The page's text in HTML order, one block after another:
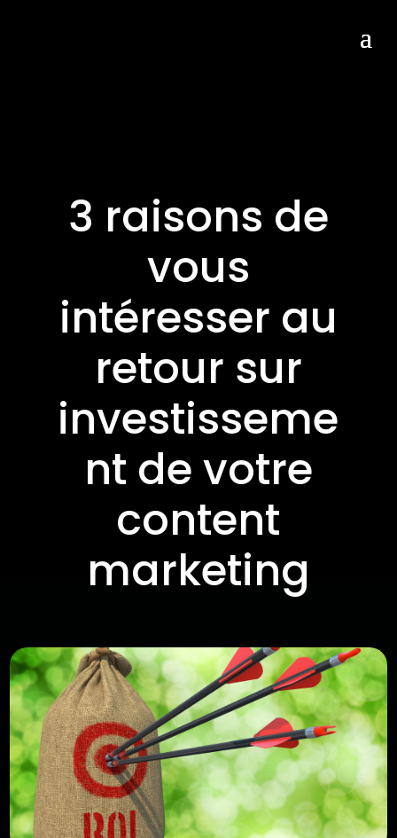
3 raisons de
vous
intéresser au
retour sur
investisseme
nt de votre
content
marketing